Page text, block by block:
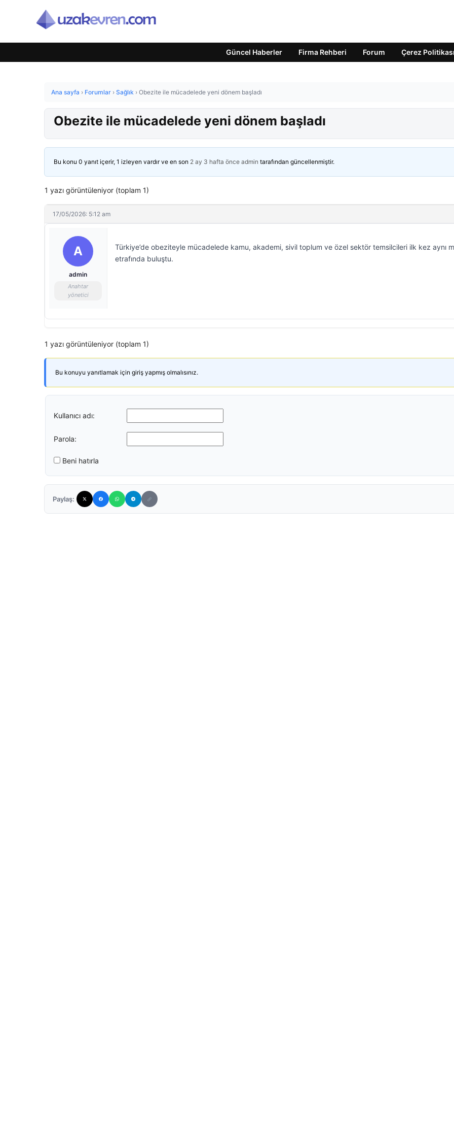
Güncel Haberler Firma Rehberi Forum Çerez Politikası
Ana sayfa › Forumlar › Sağlık › Obezite ile mücadelede yeni dönem başladı
Obezite ile mücadelede yeni dönem başladı
Bu konu 0 yanıt içerir, 1 izleyen vardır ve en son 2 ay 3 hafta önce admin tarafından güncellenmiştir.
1 yazı görüntüleniyor (toplam 1)
17/05/2026: 5:12 am
A
admin
Anahtar
yönetici
Türkiye’de obeziteyle mücadelede kamu, akademi, sivil toplum ve özel sektör temsilcileri ilk kez aynı
etrafında buluştu.
1 yazı görüntüleniyor (toplam 1)
Bu konuyu yanıtlamak için giriş yapmış olmalısınız.
Kullanıcı adı:
Parola:
Beni hatırla
Paylaş: